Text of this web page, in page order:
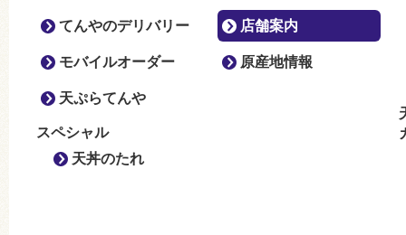
てんやのデリバリー
モバイルオーダー
天ぷらてんや
スペシャル
天丼のたれ
店舗案内
原産地情報